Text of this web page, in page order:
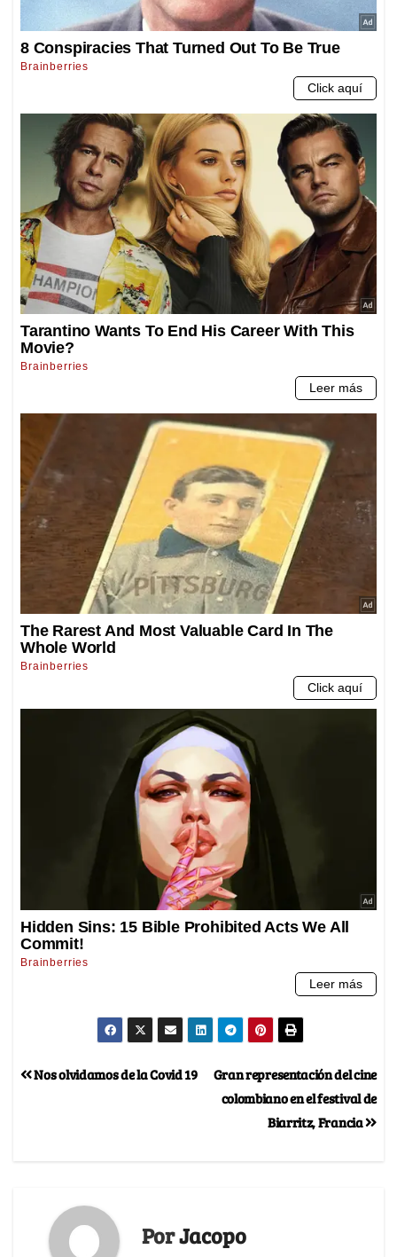
Gran representación del cine
colombiano en el festival de
Biarritz, Francia
Nos olvidamos de la Covid 19
PorJacopo